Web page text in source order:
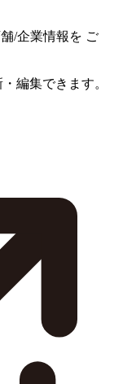
/企業情報を ご
編集できます。